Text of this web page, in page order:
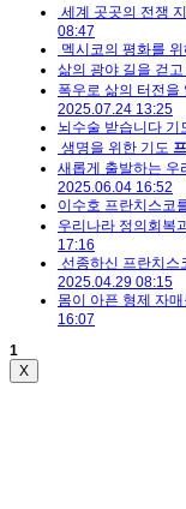
세계 곳곳의 전쟁
08:47
멕시코의 평화를
삶의 광야 길을 걷
폭우로 삶의 터전을
2025.07.24 13:25
뇌수술 받습니다 기
생명을 위한 기도
새롭게 출발하는 우
2025.06.04 16:52
이수호 프란치스코
우리나라 정의회복
17:16
선종하신 프란치스
2025.04.29 08:15
몸이 아픈 형제 자
16:07
1
X